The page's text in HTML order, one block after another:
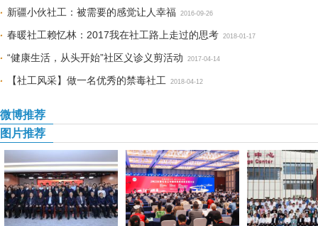
新疆小伙社工：被需要的感觉让人幸福 2016-09-26
春暖社工赖忆林：2017我在社工路上走过的思考 2018-01-17
“健康生活，从头开始”社区义诊义剪活动 2017-04-14
【社工风采】做一名优秀的禁毒社工 2018-04-12
微博推荐
图片推荐